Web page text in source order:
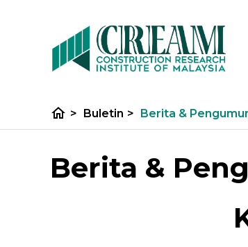
home > Buletin > Berita &
Berita &